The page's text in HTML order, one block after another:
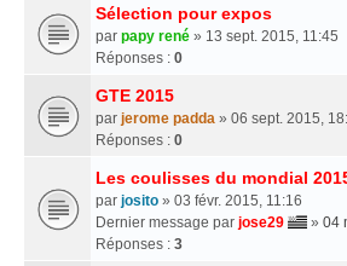
Sélection pour expos
par papy rené » 13 sept. 2015, 11:45
Réponses : 0
GTE 2015
par jerome padda » 06 sept. 2015,
Réponses : 0
Les coulisses du mondial
par josito » 03 févr. 2015, 11:16
Dernier message par jose29 » 04
Réponses : 3